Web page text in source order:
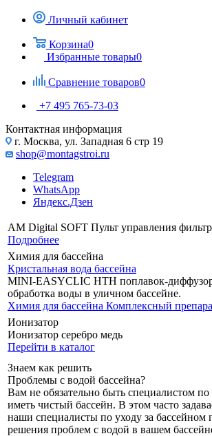
Личный кабинет
Корзина0
Избранные товары0
Сравнение товаров0
+7 495 765-73-03
Контактная информация
г. Москва, ул. Западная 6 стр 19
shop@montagstroi.ru
Telegram
WhatsApp
Яндекс.Дзен
AM Digital SOFT Пульт управления
Подробнее
Химия для бассейна
Кристальная вода бассейна
MINI-EASYCLIC HTH поплавок-
обработка воды в уличном бассейне.
Химия для бассейна Комплексный
Ионизатор
Ионизатор серебро медь
Перейти в каталог
Знаем как решить
Проблемы с водой бассейна?
Вам не обязательно быть специалистом
иметь чистый бассейн. В этом часто
наши специалисты по уходу за бассейном
решения проблем с водой в вашем